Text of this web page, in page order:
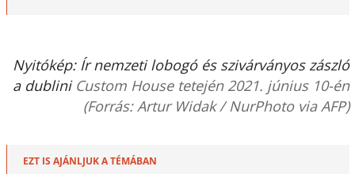
Nyitókép: Ír nemzeti lobogó és szivárványos zászló
a dublini Custom House tetején 2021. június 10-én
(Forrás: Artur Widak / NurPhoto via AFP)
EZT IS AJÁNLJUK A TÉMÁBAN